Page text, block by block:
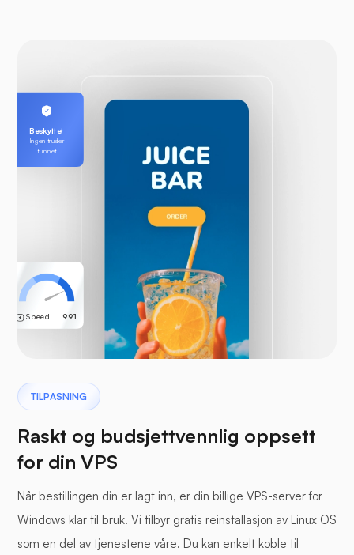
TILPASNING
Raskt og budsjettvennlig oppsett
for din VPS
Når bestillingen din er lagt inn, er din billige VPS-server for
Windows klar til bruk. Vi tilbyr gratis reinstallasjon av Linux OS
som en del av tjenestene våre. Du kan enkelt koble til
Beskyttet
Ingen trusler
funnet
Speed 99.1